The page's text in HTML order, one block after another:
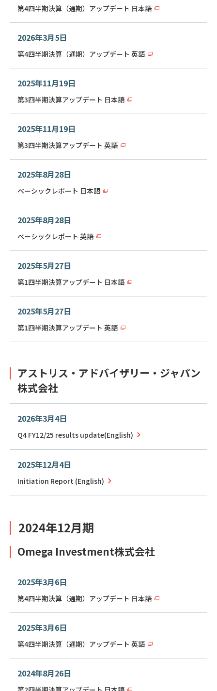
第4四半期決算（通期）アップデート 日本語
2026年3月5日
第4四半期決算（通期）アップデート 英語
2025年11月19日
第3四半期決算アップデート 日本語
2025年11月19日
第3四半期決算アップデート 英語
2025年8月28日
ベーシックレポート 日本語
2025年8月28日
ベーシックレポート 英語
2025年5月27日
第1四半期決算アップデート 日本語
2025年5月27日
第1四半期決算アップデート 英語
アストリス・アドバイザリー・ジャパン
株式会社
2026年3月4日
Q4 FY12/25 results update(English)
2025年12月4日
Initiation Report (English)
2024年12月期
Omega Investment株式会社
2025年3月6日
第4四半期決算（通期）アップデート 日本語
2025年3月6日
第4四半期決算（通期）アップデート 英語
2024年8月26日